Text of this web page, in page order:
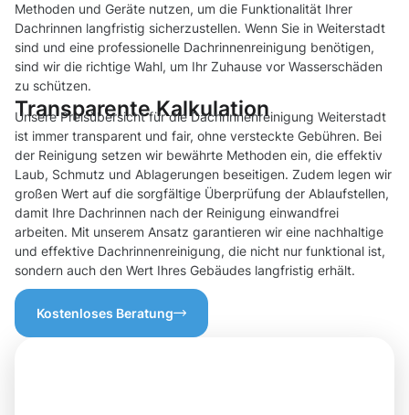
Methoden und Geräte nutzen, um die Funktionalität Ihrer
Dachrinnen langfristig sicherzustellen. Wenn Sie in Weiterstadt
sind und eine professionelle Dachrinnenreinigung benötigen,
sind wir die richtige Wahl, um Ihr Zuhause vor Wasserschäden
zu schützen.
Transparente Kalkulation
Unsere Preisübersicht für die Dachrinnenreinigung Weiterstadt
ist immer transparent und fair, ohne versteckte Gebühren. Bei
der Reinigung setzen wir bewährte Methoden ein, die effektiv
Laub, Schmutz und Ablagerungen beseitigen. Zudem legen wir
großen Wert auf die sorgfältige Überprüfung der Ablaufstellen,
damit Ihre Dachrinnen nach der Reinigung einwandfrei
arbeiten. Mit unserem Ansatz garantieren wir eine nachhaltige
und effektive Dachrinnenreinigung, die nicht nur funktional ist,
sondern auch den Wert Ihres Gebäudes langfristig erhält.
Kostenloses Beratung